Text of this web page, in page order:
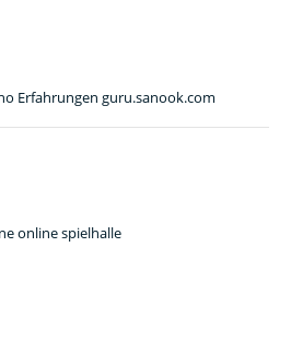
Erfahrungen guru.sanook.com
online spielhalle